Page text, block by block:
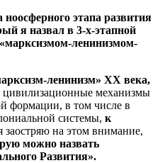
ноосферного этапа развития
я назвал в 3-х-этапной
ленинизмом-
ленинизм» ХХ века,
механизмы
формации, в том числе в
системы, к
заостряю на этом внимание,
можно назвать
Развития».